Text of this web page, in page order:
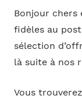
Bonjour chers
fidèles au
sélection
là suite à nos
Vous